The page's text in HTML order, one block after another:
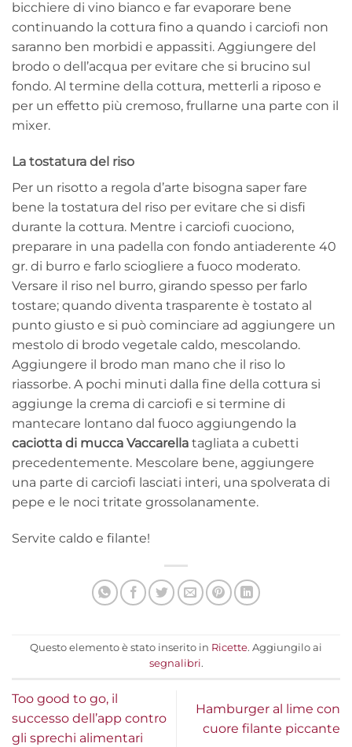
bicchiere di vino bianco e far evaporare bene
continuando la cottura fino a quando i carciofi non
saranno ben morbidi e appassiti. Aggiungere del
brodo o dell’acqua per evitare che si brucino sul
fondo. Al termine della cottura, metterli a riposo e
per un effetto più cremoso, frullarne una parte con il
mixer.
La tostatura del riso
Per un risotto a regola d’arte bisogna saper fare
bene la tostatura del riso per evitare che si disfi
durante la cottura. Mentre i carciofi cuociono,
preparare in una padella con fondo antiaderente 40
gr. di burro e farlo sciogliere a fuoco moderato.
Versare il riso nel burro, girando spesso per farlo
tostare; quando diventa trasparente è tostato al
punto giusto e si può cominciare ad aggiungere un
mestolo di brodo vegetale caldo, mescolando.
Aggiungere il brodo man mano che il riso lo
riassorbe. A pochi minuti dalla fine della cottura si
aggiunge la crema di carciofi e si termine di
mantecare lontano dal fuoco aggiungendo la
caciotta di mucca Vaccarella tagliata a cubetti
precedentemente. Mescolare bene, aggiungere
una parte di carciofi lasciati interi, una spolverata di
pepe e le noci tritate grossolanamente.
Servite caldo e filante!
Questo elemento è stato inserito in Ricette. Aggiungilo ai
segnalibri.
Too good to go, il
successo dell’app contro
gli sprechi alimentari
Hamburger al lime con
cuore filante piccante